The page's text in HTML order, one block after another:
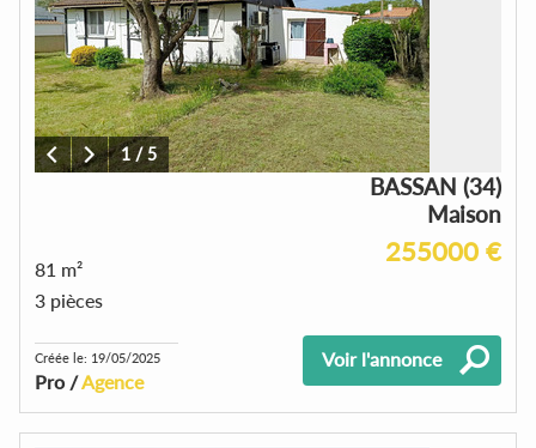
1/5
BASSAN (34)
Maison
255000 €
81 m²
3 pièces
Créée le: 19/05/2025
Pro /Agence
Voir l'annonce